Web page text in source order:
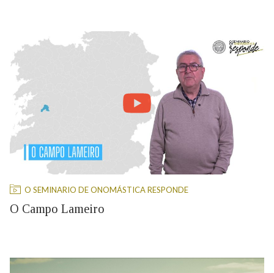
O SEMINARIO DE ONOMÁSTICA RESPONDE
O Campo Lameiro